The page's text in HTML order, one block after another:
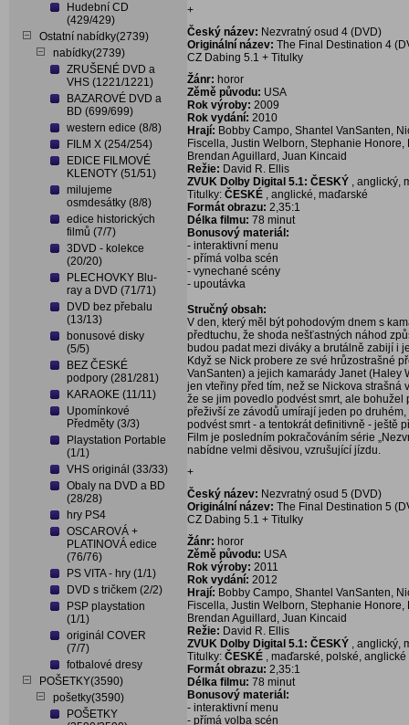
Hudební CD
(429/429)
Ostatní nabídky(2739)
nabídky(2739)
ZRUŠENÉ DVD a
VHS (1221/1221)
BAZAROVÉ DVD a
BD (699/699)
western edice (8/8)
FILM X (254/254)
EDICE FILMOVÉ
KLENOTY (51/51)
milujeme
osmdesátky (8/8)
edice historických
filmů (7/7)
3DVD - kolekce
(20/20)
PLECHOVKY Blu-
ray a DVD (71/71)
DVD bez přebalu
(13/13)
bonusové disky
(5/5)
BEZ ČESKÉ
podpory (281/281)
KARAOKE (11/11)
Upomínkové
Předměty (3/3)
Playstation Portable
(1/1)
VHS originál (33/33)
Obaly na DVD a BD
(28/28)
hry PS4
OSCAROVÁ +
PLATINOVÁ edice
(76/76)
PS VITA - hry (1/1)
DVD s tričkem (2/2)
PSP playstation
(1/1)
originál COVER
(7/7)
fotbalové dresy
POŠETKY(3590)
pošetky(3590)
POŠETKY
+
Český název: Nezvratný osud 4 (DVD)
Originální název: The Final Destination 4
CZ Dabing 5.1 + Titulky
Žánr: horor
Zěmě původu: USA
Rok výroby: 2009
Rok vydání: 2010
Hrají: Bobby Campo, Shantel VanSanten,
Fiscella, Justin Welborn, Stephanie
Brendan Aguillard, Juan Kincaid
Režie: David R. Ellis
ZVUK Dolby Digital 5.1: ČESKÝ , anglický,
Titulky: ČESKÉ , anglické, maďarské
Formát obrazu: 2,35:1
Délka filmu: 78 minut
Bonusový materiál:
- interaktivní menu
- přímá volba scén
- vynechané scény
- upoutávka
Stručný obsah:
V den, který měl být pohodovým dnem s
předtuchu, že shoda nešťastných náhod
budou padat mezi diváky a brutálně zabijí i
Když se Nick probere ze své hrůzostrašné
VanSanten) a jejich kamarády Janet
jen vteřiny před tím, než se Nickova
že se jim povedlo podvést smrt, ale
přeživší ze závodů umírají jeden po
podvést smrt - a tentokrát definitivně - ještě
Film je posledním pokračováním série
nabídne velmi děsivou, vzrušující jízdu.
+
Český název: Nezvratný osud 5 (DVD)
Originální název: The Final Destination 5
CZ Dabing 5.1 + Titulky
Žánr: horor
Zěmě původu: USA
Rok výroby: 2011
Rok vydání: 2012
Hrají: Bobby Campo, Shantel VanSanten,
Fiscella, Justin Welborn, Stephanie
Brendan Aguillard, Juan Kincaid
Režie: David R. Ellis
ZVUK Dolby Digital 5.1: ČESKÝ , anglický,
Titulky: ČESKÉ , maďarské, polské,
Formát obrazu: 2,35:1
Délka filmu: 78 minut
Bonusový materiál:
- interaktivní menu
- přímá volba scén